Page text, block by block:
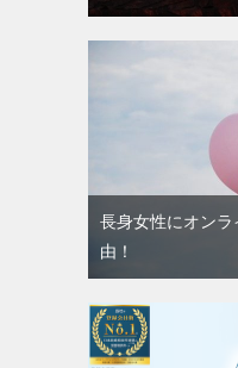
長身女性にオン
由！